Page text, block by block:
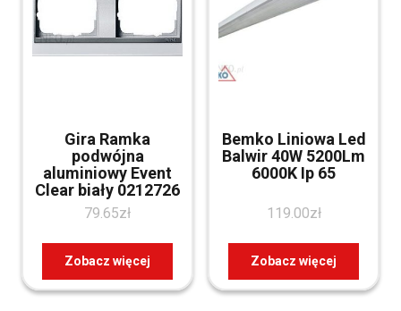
Gira Ramka
podwójna
aluminiowy Event
Clear biały 0212726
79.65zł
Zobacz więcej
Bemko Liniowa Led
Balwir 40W 5200Lm
6000K Ip 65
119.00zł
Zobacz więcej